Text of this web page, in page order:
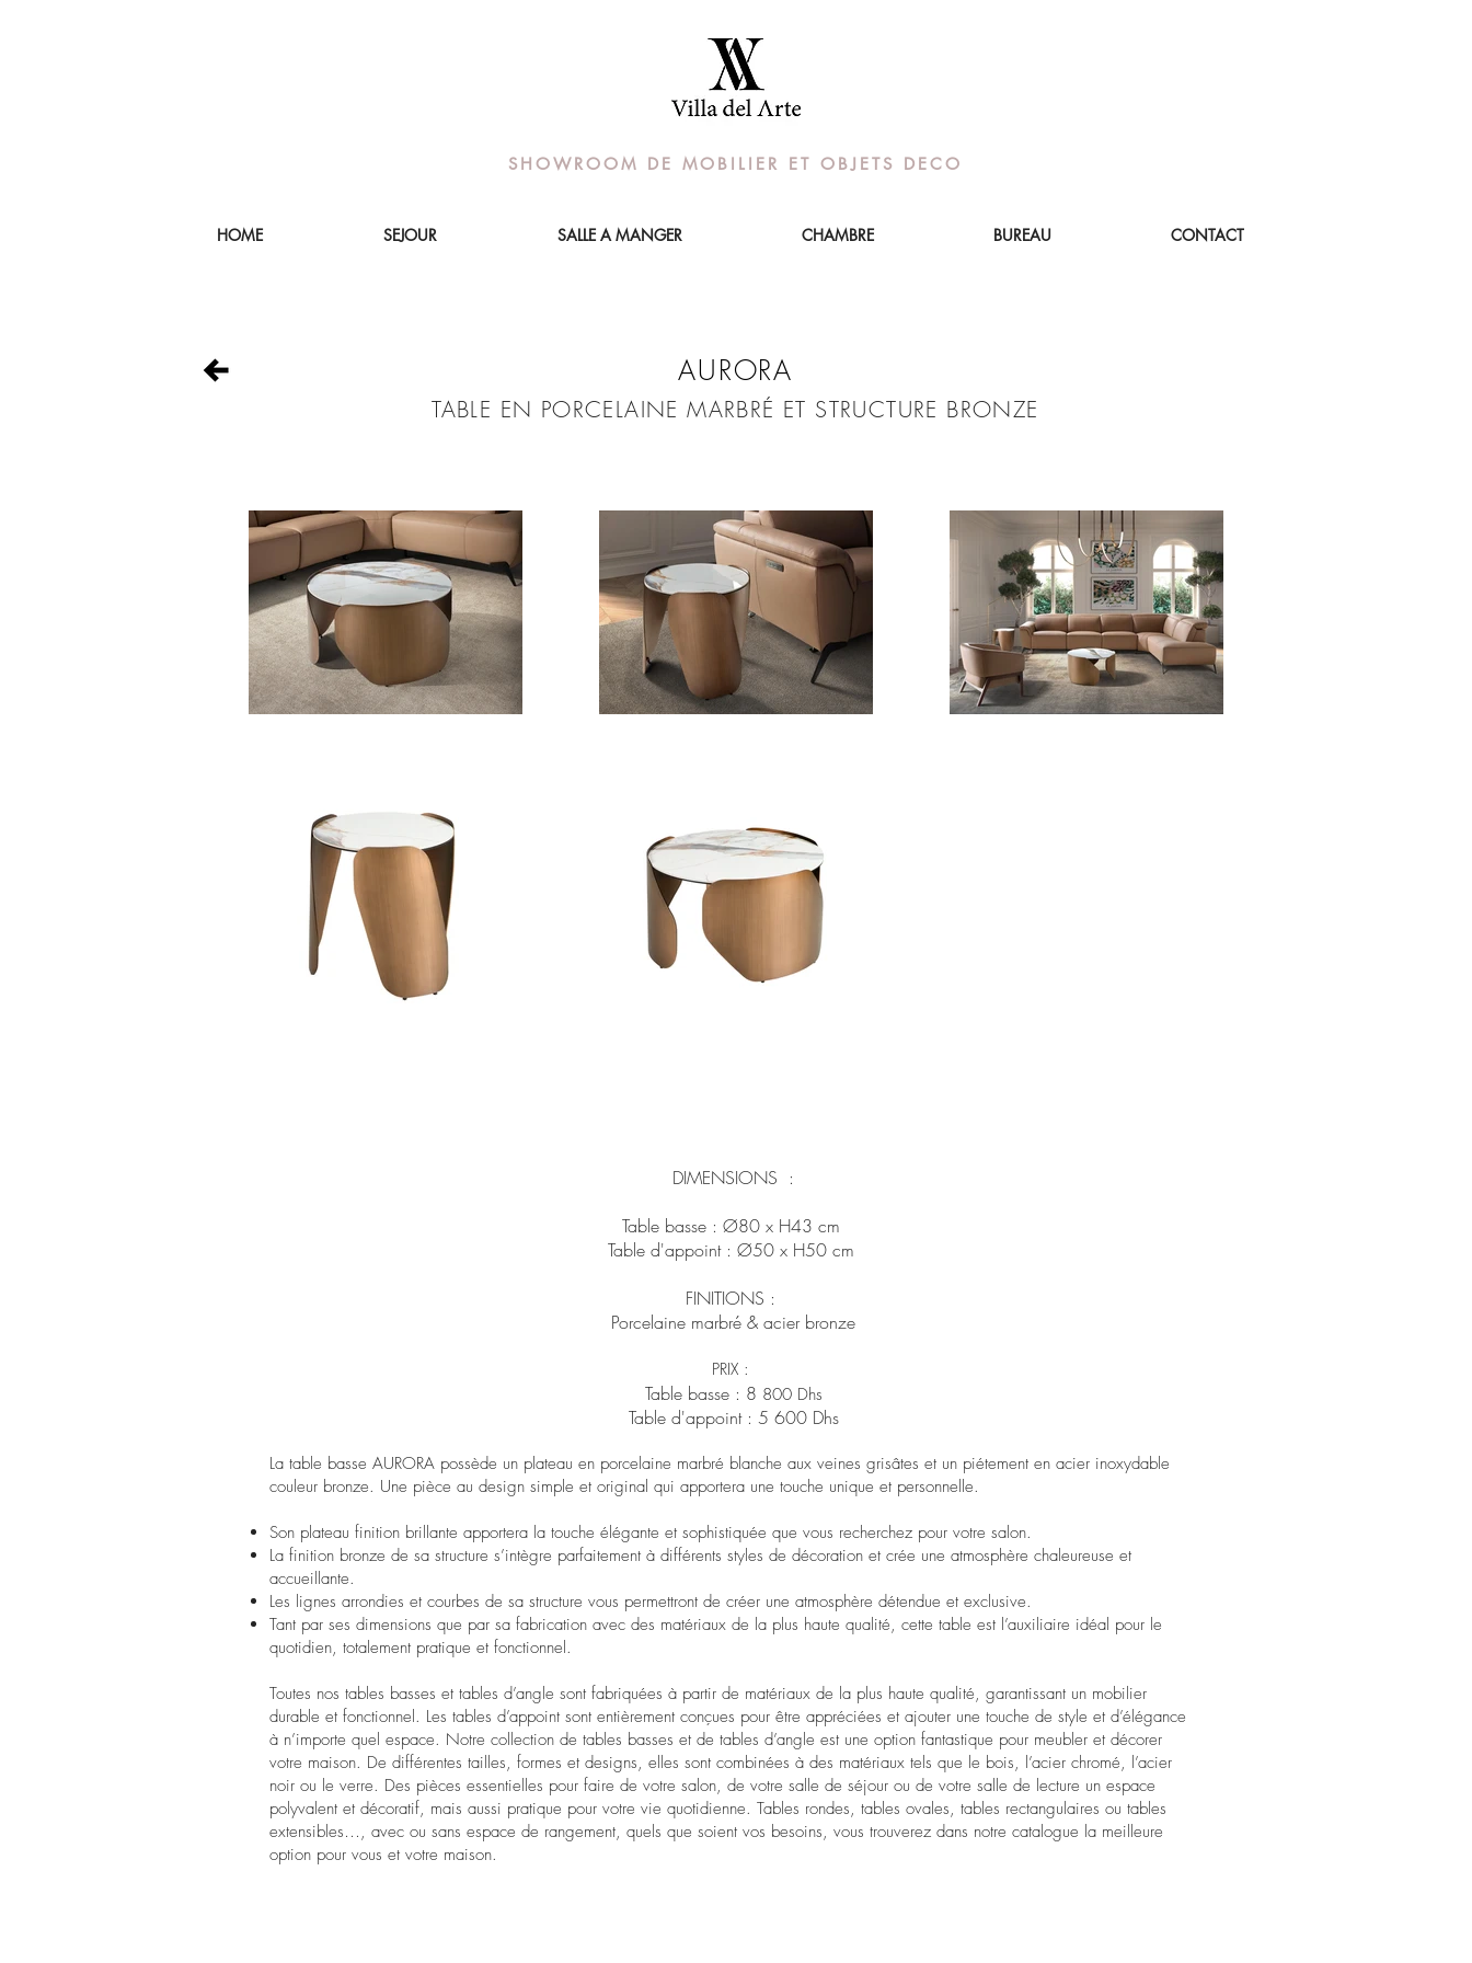
SHOWROOM DE MOBILIER ET OBJETS DECO
HOME SEJOUR SALLE A MANGER CHAMBRE BUREAU CONTACT
AURORA
TABLE EN PORCELAINE MARBRÉ ET STRUCTURE BRONZE
DIMENSIONS :
Table basse : Ø80 x H43 cm
Table d'appoint : Ø50 x H50 cm
FINITIONS :
Porcelaine marbré & acier bronze
​PRIX :
Table basse : 8 800 Dhs
Table d'appoint : 5 600 Dhs
La table basse AURORA possède un plateau en porcelaine marbré blanche aux veines grisâtes et un piétement en acier inoxydable
couleur bronze. Une pièce au design simple et original qui apportera une touche unique et personnelle.
Son plateau finition brillante apportera la touche élégante et sophistiquée que vous recherchez pour votre salon.
La finition bronze de sa structure s’intègre parfaitement à différents styles de décoration et crée une atmosphère chaleureuse et
accueillante.
Les lignes arrondies et courbes de sa structure vous permettront de créer une atmosphère détendue et exclusive.
Tant par ses dimensions que par sa fabrication avec des matériaux de la plus haute qualité, cette table est l’auxiliaire idéal pour le
quotidien, totalement pratique et fonctionnel.
Toutes nos tables basses et tables d’angle sont fabriquées à partir de matériaux de la plus haute qualité, garantissant un mobilier
durable et fonctionnel. Les tables d’appoint sont entièrement conçues pour être appréciées et ajouter une touche de style et d’élégance
à n’importe quel espace. Notre collection de tables basses et de tables d’angle est une option fantastique pour meubler et décorer
votre maison. De différentes tailles, formes et designs, elles sont combinées à des matériaux tels que le bois, l’acier chromé, l’acier
noir ou le verre. Des pièces essentielles pour faire de votre salon, de votre salle de séjour ou de votre salle de lecture un espace
polyvalent et décoratif, mais aussi pratique pour votre vie quotidienne. Tables rondes, tables ovales, tables rectangulaires ou tables
extensibles…, avec ou sans espace de rangement, quels que soient vos besoins, vous trouverez dans notre catalogue la meilleure
option pour vous et votre maison.